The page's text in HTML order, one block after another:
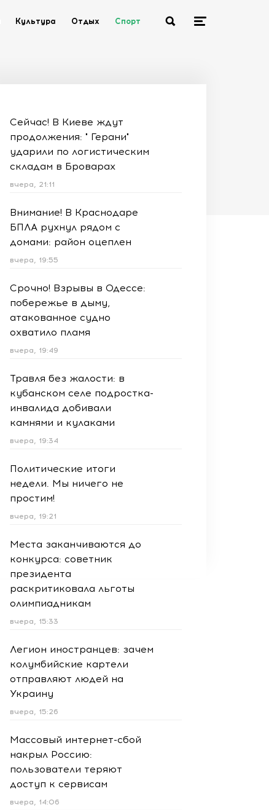
Культура Отдых Спорт
Сейчас! В Киеве ждут
продолжения: " Герани"
ударили по логистическим
складам в Броварах
вчера, 21:11
Внимание! В Краснодаре
БПЛА рухнул рядом с
домами: район оцеплен
вчера, 19:55
Срочно! Взрывы в Одессе:
побережье в дыму,
атакованное судно
охватило пламя
вчера, 19:49
Травля без жалости: в
кубанском селе подростка-
инвалида добивали
камнями и кулаками
вчера, 19:34
Политические итоги
недели. Мы ничего не
простим!
вчера, 19:21
Места заканчиваются до
конкурса: советник
президента
раскритиковала льготы
олимпиадникам
вчера, 15:33
Легион иностранцев: зачем
колумбийские картели
отправляют людей на
Украину
вчера, 15:26
Массовый интернет-сбой
накрыл Россию:
пользователи теряют
доступ к сервисам
вчера, 14:06